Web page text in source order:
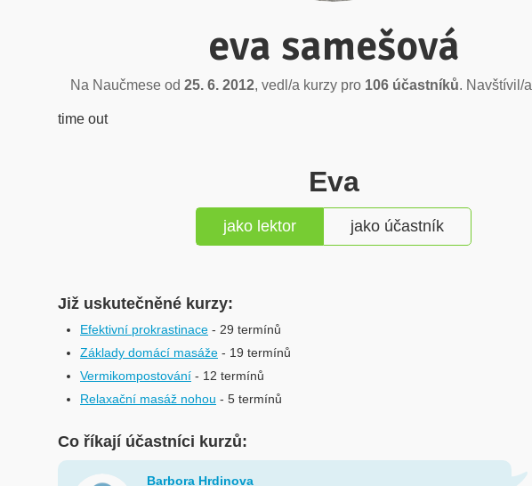
eva samešová
Na Naučmese od 25. 6. 2012, vedl/a kurzy pro 106 účastníků. Navštívil/a
time out
Eva
jako lektor jako účastník
Již uskutečněné kurzy:
Efektivní prokrastinace - 29 termínů
Základy domácí masáže - 19 termínů
Vermikompostování - 12 termínů
Relaxační masáž nohou - 5 termínů
Co říkají účastníci kurzů:
Barbora Hrdinova